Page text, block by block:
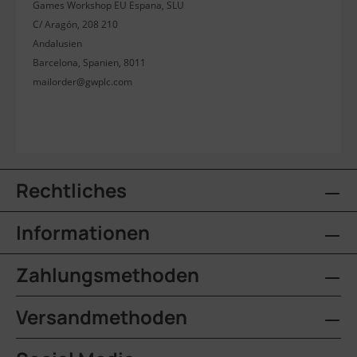
Games Workshop EU Espana, SLU
C/ Aragón, 208 210
Andalusien
Barcelona, Spanien, 8011
mailorder@gwplc.com
Rechtliches
Informationen
Zahlungsmethoden
Versandmethoden